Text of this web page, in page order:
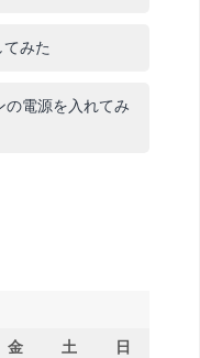
みた
の電源を入れてみ
金 土 日